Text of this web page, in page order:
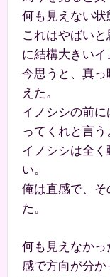
何も見えない状
これはやばい
に結構大きいイ
今思うと、真
えた。
イノシシの前
ってくれと言う
イノシシは全
い。
俺は直感で、
た。
何も見えなか
感で方向が分か